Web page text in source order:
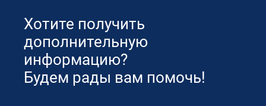
Хотите получить
дополнительную
информацию?
Будем рады вам помочь!